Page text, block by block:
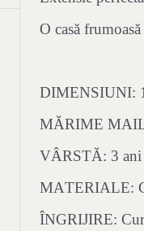
O casă
DIMENSIUNI:
MĂRIME
VÂRSTĂ: 3 ani
MATERIALE:
ÎNGRIJIRE: